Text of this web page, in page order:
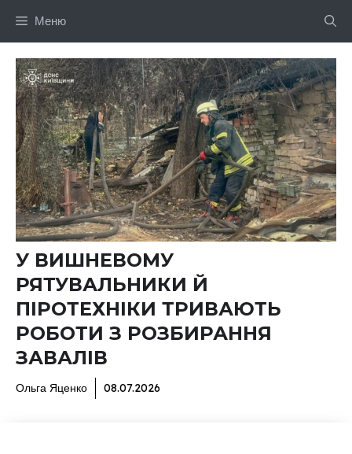
Меню
У ВИШНЕВОМУ
РЯТУВАЛЬНИКИ Й
ПІРОТЕХНІКИ ТРИВАЮТЬ
РОБОТИ З РОЗБИРАННЯ
ЗАВАЛІВ
Ольга Яценко 08.07.2026